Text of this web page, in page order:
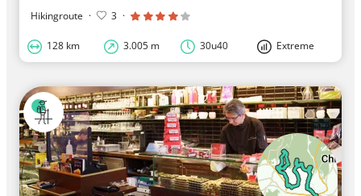
Hikingroute · 3 ·
128 km 3.005 m 30u40 Extreme